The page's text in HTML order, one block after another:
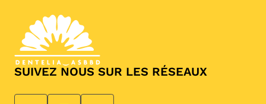
SUIVEZ NOUS SUR LES RÉSEAUX